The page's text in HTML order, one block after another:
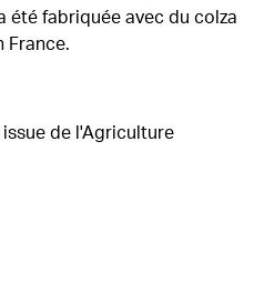
été fabriquée avec du colza
France.
de l'Agriculture